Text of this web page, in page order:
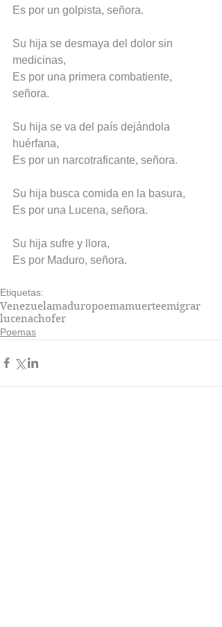
Es por un golpista, señora.
Su hija se desmaya del dolor sin
medicinas,
Es por una primera combatiente,
señora.
Su hija se va del país dejándola
huérfana,
Es por un narcotraficante, señora.
Su hija busca comida en la basura,
Es por una Lucena, señora.
Su hija sufre y llora,
Es por Maduro, señora.
Etiquetas:
Venezuelamaduropoemamuerteemigrar
lucenachofer
Poemas